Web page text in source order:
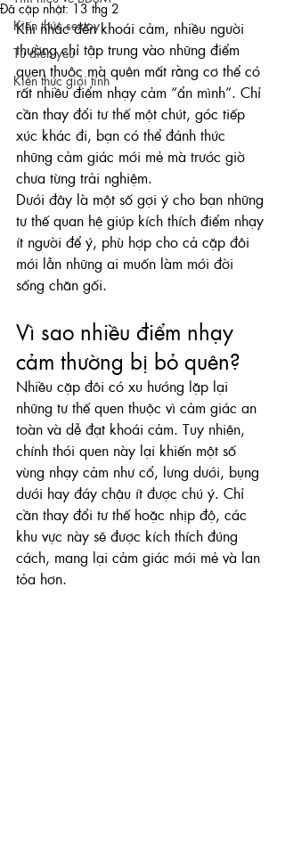
Kiến thức sextoy
Từ điển yêu
Kiến thức giới tính
Đã cập nhật:13 thg 2
Khi nhắc đến khoái cảm, nhiều người
thường chỉ tập trung vào những điểm
quen thuộc mà quên mất rằng cơ thể có
rất nhiều điểm nhạy cảm “ẩn mình”. Chỉ
cần thay đổi tư thế một chút, góc tiếp
xúc khác đi, bạn có thể đánh thức
những cảm giác mới mẻ mà trước giờ
chưa từng trải nghiệm.
Dưới đây là một số gợi ý cho bạn những
tư thế quan hệ giúp kích thích điểm nhạy
ít người để ý, phù hợp cho cả cặp đôi
mới lẫn những ai muốn làm mới đời
sống chăn gối.
Vì sao nhiều điểm nhạy
cảm thường bị bỏ quên?
Nhiều cặp đôi có xu hướng lặp lại
những tư thế quen thuộc vì cảm giác an
toàn và dễ đạt khoái cảm. Tuy nhiên,
chính thói quen này lại khiến một số
vùng nhạy cảm như cổ, lưng dưới, bụng
dưới hay đáy chậu ít được chú ý. Chỉ
cần thay đổi tư thế hoặc nhịp độ, các
khu vực này sẽ được kích thích đúng
cách, mang lại cảm giác mới mẻ và lan
tỏa hơn.